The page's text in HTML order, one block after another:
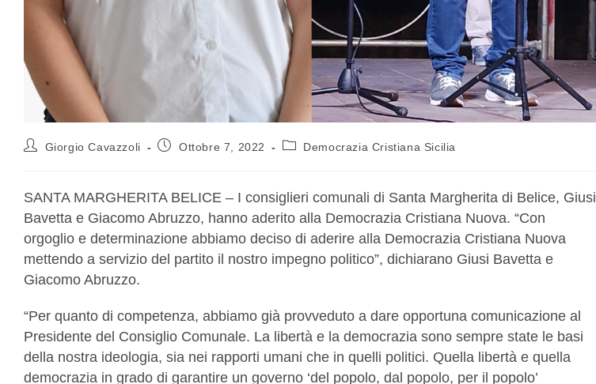
Giorgio Cavazzoli Ottobre 7, 2022 Democrazia Cristiana Sicilia
SANTA MARGHERITA BELICE – I consiglieri comunali di Santa Margherita di Belice, Giusi
Bavetta e Giacomo Abruzzo, hanno aderito alla Democrazia Cristiana Nuova. “Con
orgoglio e determinazione abbiamo deciso di aderire alla Democrazia Cristiana Nuova
mettendo a servizio del partito il nostro impegno politico”, dichiarano Giusi Bavetta e
Giacomo Abruzzo.
“Per quanto di competenza, abbiamo già provveduto a dare opportuna comunicazione al
Presidente del Consiglio Comunale. La libertà e la democrazia sono sempre state le basi
della nostra ideologia, sia nei rapporti umani che in quelli politici. Quella libertà e quella
democrazia in grado di garantire un governo ‘del popolo, dal popolo, per il popolo’